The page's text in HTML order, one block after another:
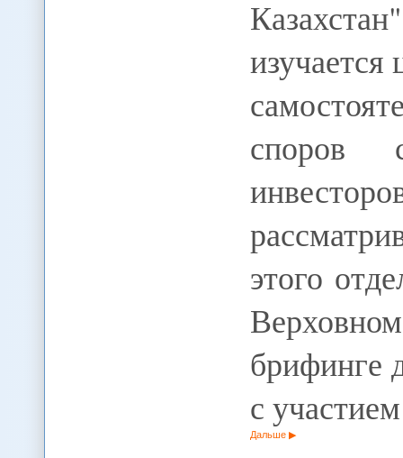
изучается
споров
этого
брифинге
с
Дальше